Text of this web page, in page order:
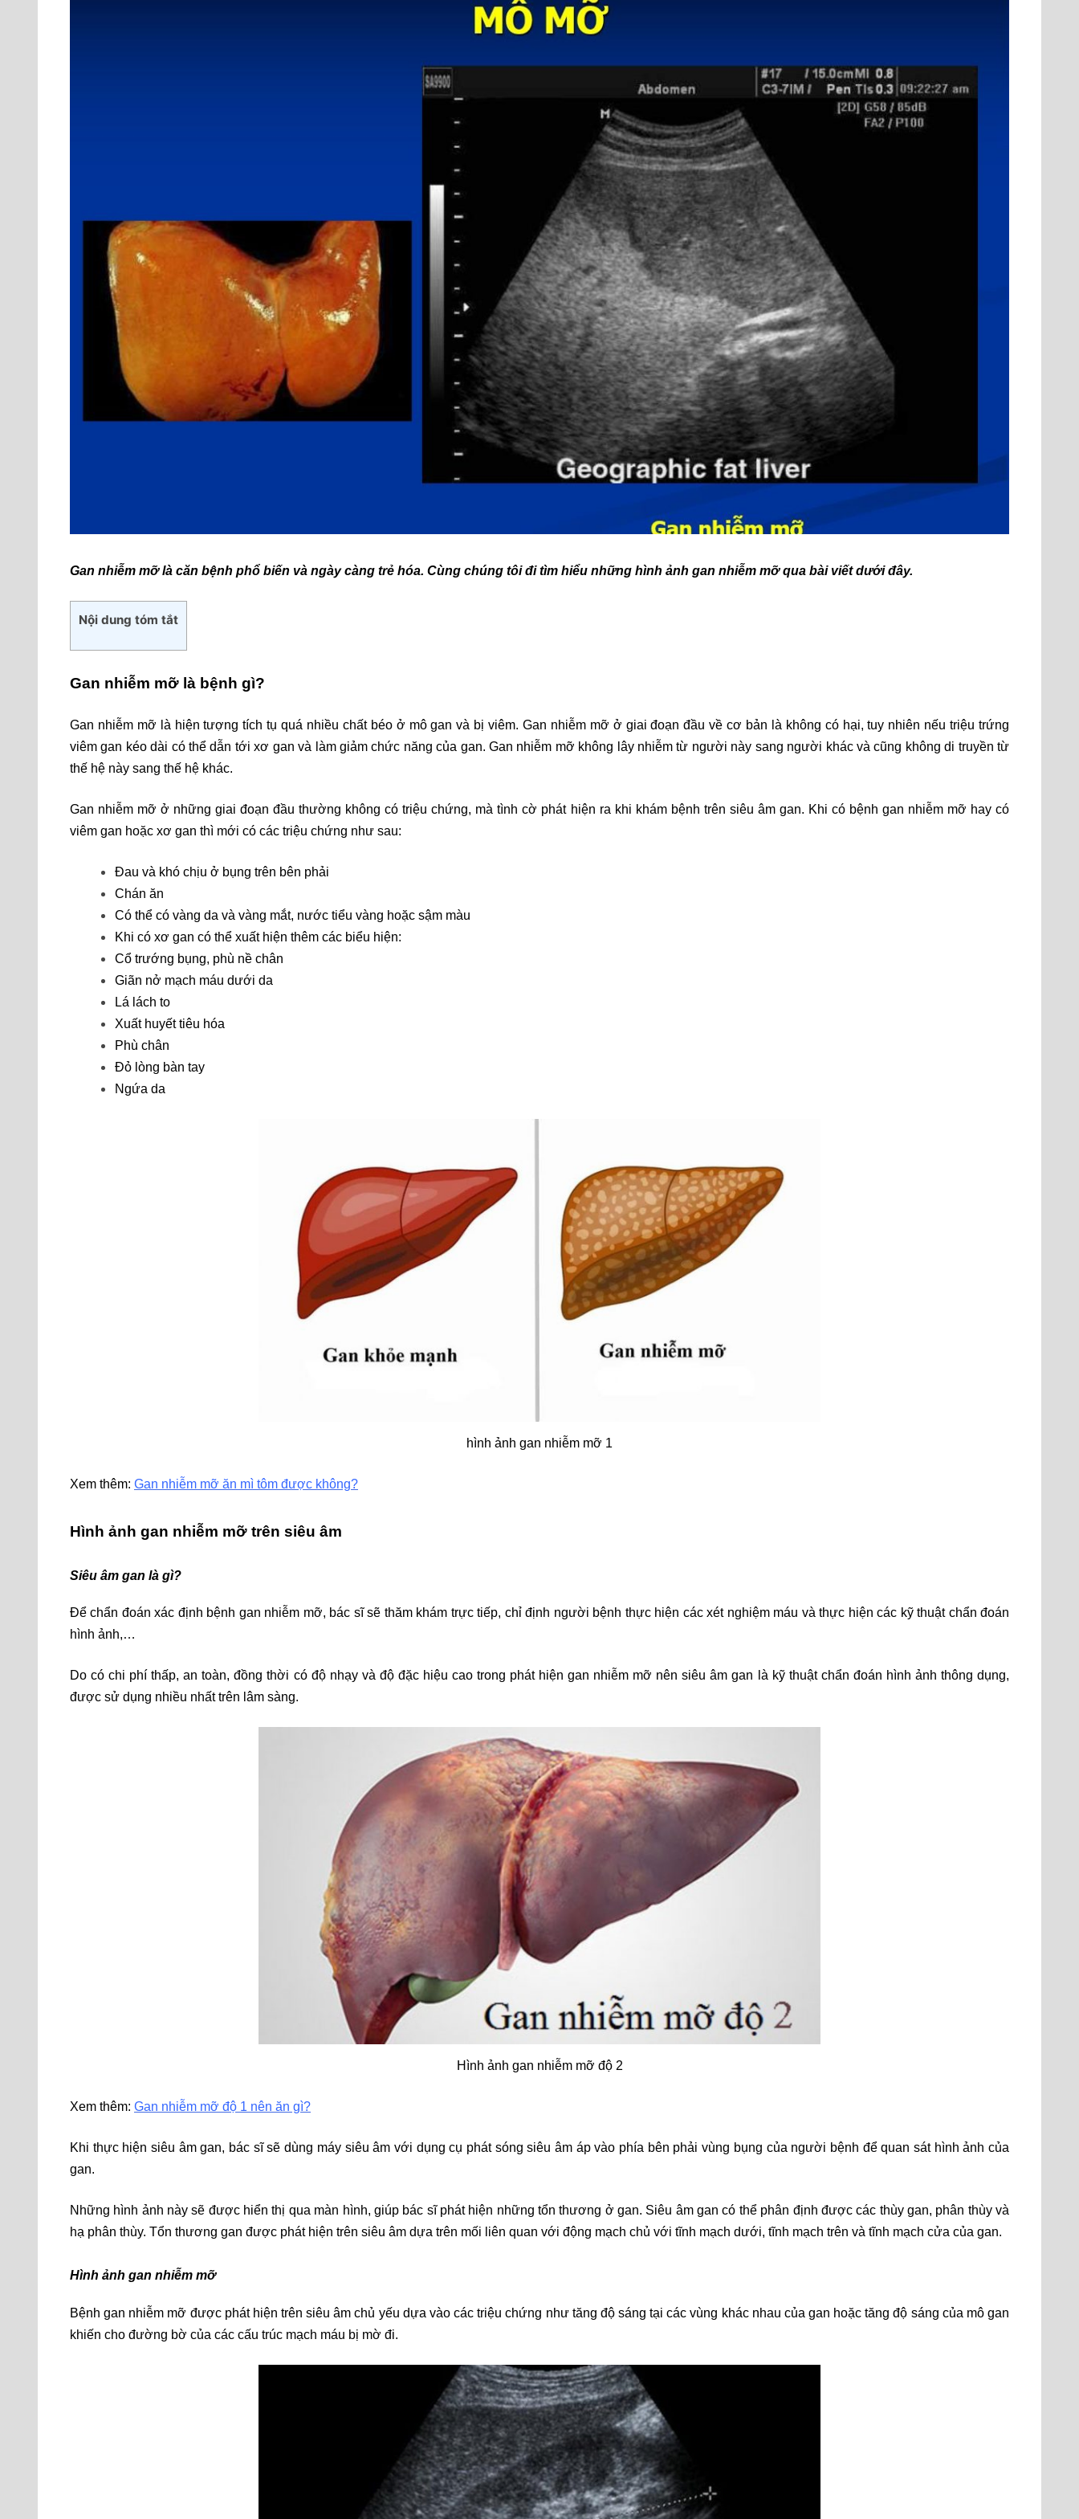
Gan nhiễm mỡ là căn bệnh phổ biến và ngày càng trẻ hóa. Cùng chúng tôi đi tìm hiểu những hình ảnh gan nhiễm mỡ qua bài viết dưới đây.
Nội dung tóm tắt
Gan nhiễm mỡ là bệnh gì?
Gan nhiễm mỡ là hiện tượng tích tụ quá nhiều chất béo ở mô gan và bị viêm. Gan nhiễm mỡ ở giai đoạn đầu về cơ bản là không có hại, tuy nhiên nếu triệu trứng
viêm gan kéo dài có thể dẫn tới xơ gan và làm giảm chức năng của gan. Gan nhiễm mỡ không lây nhiễm từ người này sang người khác và cũng không di truyền từ
thế hệ này sang thế hệ khác.
Gan nhiễm mỡ ở những giai đoạn đầu thường không có triệu chứng, mà tình cờ phát hiện ra khi khám bệnh trên siêu âm gan. Khi có bệnh gan nhiễm mỡ hay có
viêm gan hoặc xơ gan thì mới có các triệu chứng như sau:
Đau và khó chịu ở bụng trên bên phải
Chán ăn
Có thể có vàng da và vàng mắt, nước tiểu vàng hoặc sậm màu
Khi có xơ gan có thể xuất hiện thêm các biểu hiện:
Cổ trướng bụng, phù nề chân
Giãn nở mạch máu dưới da
Lá lách to
Xuất huyết tiêu hóa
Phù chân
Đỏ lòng bàn tay
Ngứa da
hình ảnh gan nhiễm mỡ 1
Xem thêm: Gan nhiễm mỡ ăn mì tôm được không?
Hình ảnh gan nhiễm mỡ trên siêu âm
Siêu âm gan là gì?
Để chẩn đoán xác định bệnh gan nhiễm mỡ, bác sĩ sẽ thăm khám trực tiếp, chỉ định người bệnh thực hiện các xét nghiệm máu và thực hiện các kỹ thuật chẩn đoán
hình ảnh,…
Do có chi phí thấp, an toàn, đồng thời có độ nhạy và độ đặc hiệu cao trong phát hiện gan nhiễm mỡ nên siêu âm gan là kỹ thuật chẩn đoán hình ảnh thông dụng,
được sử dụng nhiều nhất trên lâm sàng.
Hình ảnh gan nhiễm mỡ độ 2
Xem thêm: Gan nhiễm mỡ độ 1 nên ăn gì?
Khi thực hiện siêu âm gan, bác sĩ sẽ dùng máy siêu âm với dụng cụ phát sóng siêu âm áp vào phía bên phải vùng bụng của người bệnh để quan sát hình ảnh của
gan.
Những hình ảnh này sẽ được hiển thị qua màn hình, giúp bác sĩ phát hiện những tổn thương ở gan. Siêu âm gan có thể phân định được các thùy gan, phân thùy và
hạ phân thùy. Tổn thương gan được phát hiện trên siêu âm dựa trên mối liên quan với động mạch chủ với tĩnh mạch dưới, tĩnh mạch trên và tĩnh mạch cửa của gan.
Hình ảnh gan nhiễm mỡ
Bệnh gan nhiễm mỡ được phát hiện trên siêu âm chủ yếu dựa vào các triệu chứng như tăng độ sáng tại các vùng khác nhau của gan hoặc tăng độ sáng của mô gan
khiến cho đường bờ của các cấu trúc mạch máu bị mờ đi.